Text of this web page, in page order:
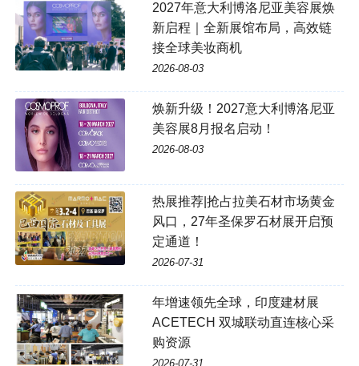
2027年意大利博洛尼亚美容展焕
新启程｜全新展馆布局，高效链
接全球美妆商机
2026-08-03
焕新升级！2027意大利博洛尼亚
美容展8月报名启动！
2026-08-03
热展推荐|抢占拉美石材市场黄金
风口，27年圣保罗石材展开启预
定通道！
2026-07-31
年增速领先全球，印度建材展
ACETECH 双城联动直连核心采
购资源
2026-07-31